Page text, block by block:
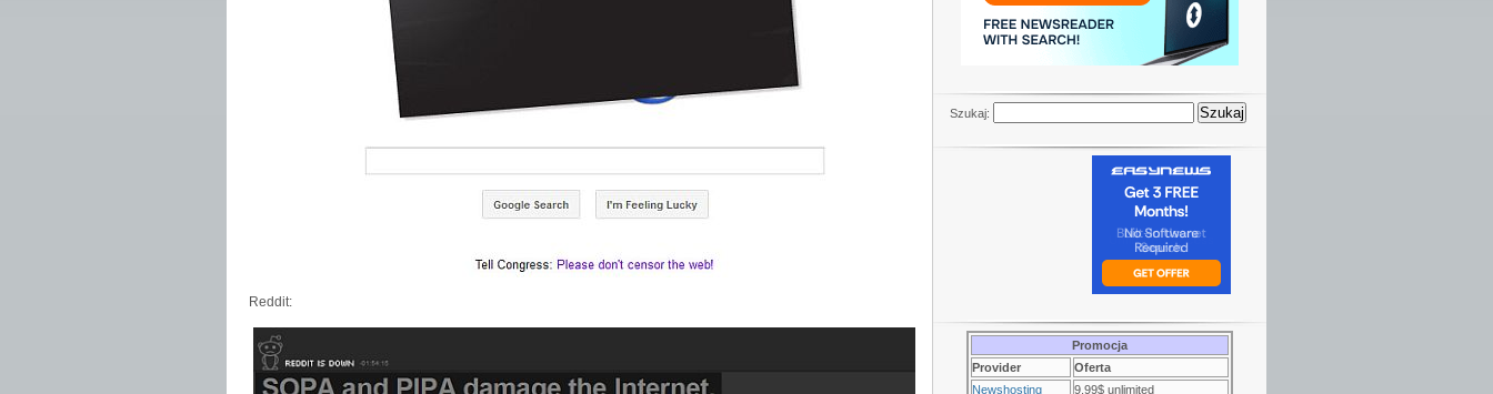
Reddit:
Szukaj:
Promocja
Provider
Oferta
Newshosting
9.99$ unlimited